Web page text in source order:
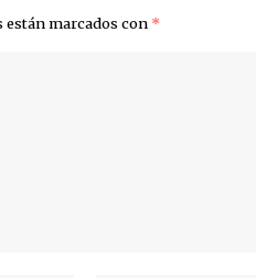
marcados con *